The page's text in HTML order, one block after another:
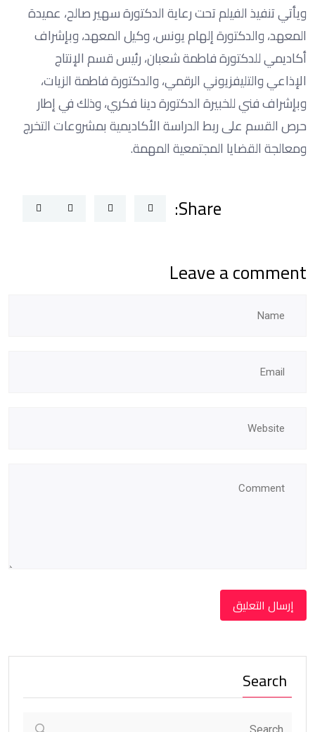
ويأتي تنفيذ الفيلم تحت رعاية الدكتورة سهير صالح، عميدة
المعهد، والدكتورة إلهام يونس، وكيل المعهد، وبإشراف
أكاديمي للدكتورة فاطمة شعبان، رئيس قسم الإنتاج
الإذاعي والتليفزيوني الرقمي، والدكتورة فاطمة الزيات،
وبإشراف فني للخبيرة الدكتورة دينا فكري، وذلك في إطار
حرص القسم على ربط الدراسة الأكاديمية بمشروعات التخرج
ومعالجة القضايا المجتمعية المهمة.
Share:
Leave a comment
Search